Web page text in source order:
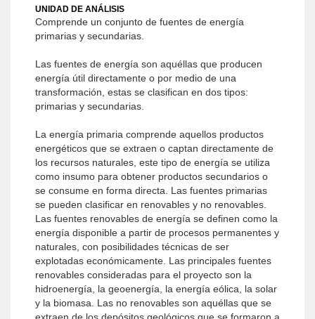
UNIDAD DE ANÁLISIS
Comprende un conjunto de fuentes de energía
primarias y secundarias.
Las fuentes de energía son aquéllas que producen
energía útil directamente o por medio de una
transformación, estas se clasifican en dos tipos:
primarias y secundarias.
La energía primaria comprende aquellos productos
energéticos que se extraen o captan directamente de
los recursos naturales, este tipo de energía se utiliza
como insumo para obtener productos secundarios o
se consume en forma directa. Las fuentes primarias
se pueden clasificar en renovables y no renovables.
Las fuentes renovables de energía se definen como la
energía disponible a partir de procesos permanentes y
naturales, con posibilidades técnicas de ser
explotadas económicamente. Las principales fuentes
renovables consideradas para el proyecto son la
hidroenergía, la geoenergía, la energía eólica, la solar
y la biomasa. Las no renovables son aquéllas que se